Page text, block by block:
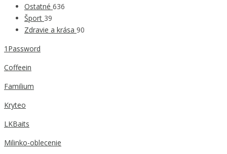
Ostatné 636
Šport 39
Zdravie a krása 90
1Password
Coffeein
Familium
Kryteo
LKBaits
Milinko-oblecenie